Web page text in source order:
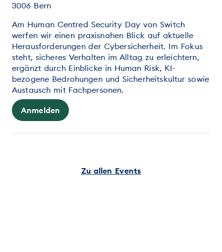
3006 Bern
Am Human Centred Security Day von Switch
werfen wir einen praxisnahen Blick auf aktuelle
Herausforderungen der Cybersicherheit. Im Fokus
steht, sicheres Verhalten im Alltag zu erleichtern,
ergänzt durch Einblicke in Human Risk, KI-
bezogene Bedrohungen und Sicherheitskultur sowie
Austausch mit Fachpersonen.
Anmelden
Zu allen Events